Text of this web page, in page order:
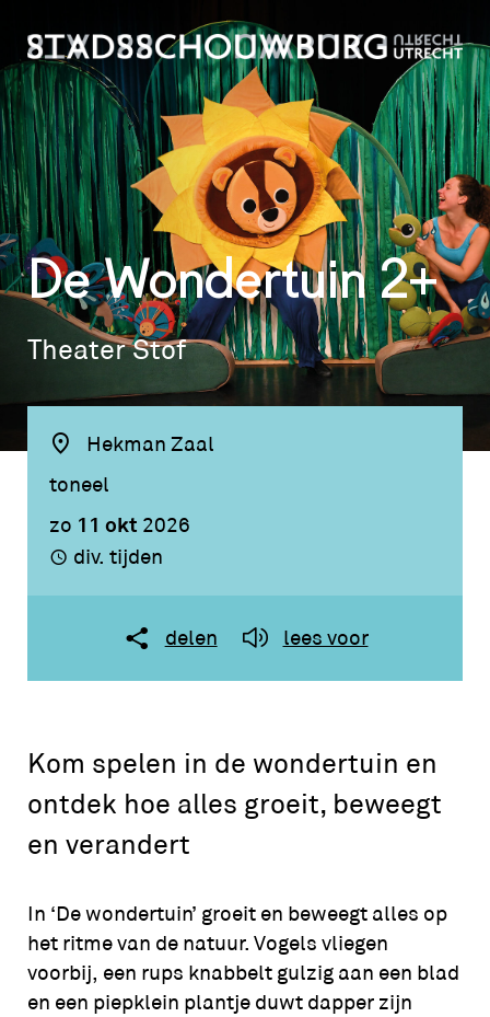
De Wondertuin 2+
Theater Stof
Hekman Zaal
toneel
zo 11 okt 2026
div. tijden
delen lees voor
Kom spelen in de wondertuin en
ontdek hoe alles groeit, beweegt
en verandert
In ‘De wondertuin’ groeit en beweegt alles op
het ritme van de natuur. Vogels vliegen
voorbij, een rups knabbelt gulzig aan een blad
en een piepklein plantje duwt dapper zijn